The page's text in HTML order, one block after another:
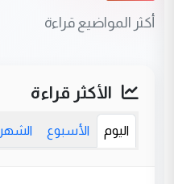
أكثر المواضيع قراءة
الأكثر قراءة
اليوم الأسبوع الشهر